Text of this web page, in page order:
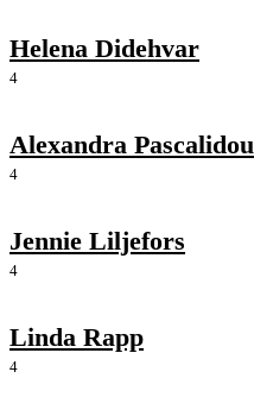
Helena Didehvar
4
Alexandra Pascalidou
4
Jennie Liljefors
4
Linda Rapp
4